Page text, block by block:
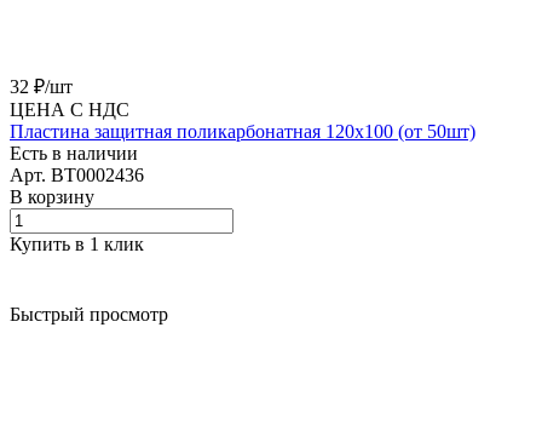
32 ₽/шт
ЦЕНА С НДС
Пластина защитная поликарбонатная 120х100 (от 50шт)
Есть в наличии
Арт. BT0002436
В корзину
Купить в 1 клик
Быстрый просмотр